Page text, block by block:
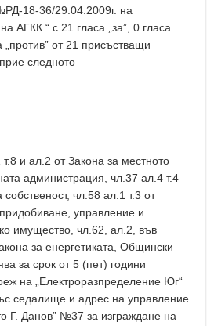
18-36/29.04.2009г. на
АГКК.“ с 21 гласа „за”, 0 гласа
„против” от 21 присъстващи
следното
и ал.2 от Закона за местното
администрация, чл.37 ал.4 т.4
чл.58 ал.1 т.3 от
управление и
имущество, чл.62, ал.2, във
за енергетиката, Общински
за срок от 5 (пет) години
на „Електроразпределение Юг“
седалище и адрес на управление
Г. Данов” №37 за изграждане на